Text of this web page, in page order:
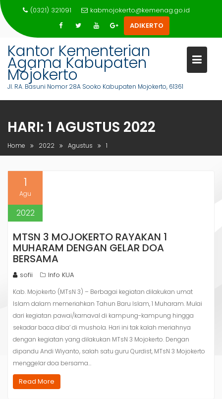
Skip
to
content
(0321) 321091
kabmojokerto@kemenag.go.id
ADIKERTO
Kantor Kementerian
Agama Kabupaten
Mojokerto
Jl. RA. Basuni Nomor 28A Sooko Kabupaten Mojokerto, 61361
HARI: 1 AGUSTUS 2022
Home 2022 Agustus 1
1
Agu
2022
MTSN 3 MOJOKERTO RAYAKAN 1
MUHARAM DENGAN GELAR DOA
BERSAMA
sofii Info KUA
Kab. Mojokerto (MTsN 3) – Berbagai kegiatan dilakukan umat
Islam dalam memeriahkan Tahun Baru Islam, 1 Muharam. Mulai
dari kegiatan pawai/karnaval di kampung-kampung hingga
sekadar baca diba’ di mushola. Hari ini tak kalah meriahnya
dengan kegiatan yang dilakukan MTsN 3 Mojokerto. Dengan
dipandu Andi Wiyanto, salah satu guru Qurdist, MTsN 3 Mojokerto
menggelar doa bersama…
Read More